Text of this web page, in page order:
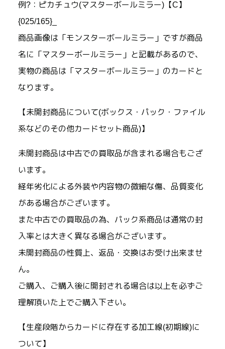
例?：ピカチュウ(マスターボールミラー)【C】
{025/165}_
商品画像は「モンスターボールミラー」ですが商品
名に「マスターボールミラー」と記載があるので、
実物の商品は「マスターボールミラー」のカードと
なります。
【未開封商品について(ボックス・パック・ファイル
系などのその他カードセット商品)】
未開封商品は中古での買取品が含まれる場合もござ
います。
経年劣化による外装や内容物の微細な傷、品質変化
がある場合がございます。
また中古での買取品の為、パック系商品は通常の封
入率とは大きく異なる場合がございます。
未開封商品の性質上、返品・交換はお受け出来ませ
ん。
ご購入、ご購入後に開封される場合は以上を必ずご
理解頂いた上でご購入下さい。
【生産段階からカードに存在する加工線(初期線)に
ついて】